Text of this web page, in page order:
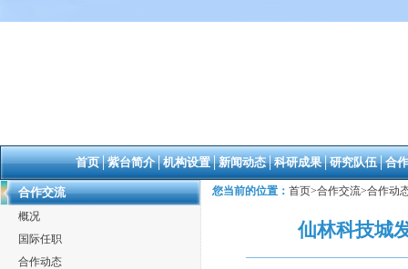
首页│紫台简介│机构设置│新闻动态│科研成果│研究队伍│合
合作交流
概况
国际任职
合作动态
您当前的位置： 首页>合作交流>合作动
仙林科技城